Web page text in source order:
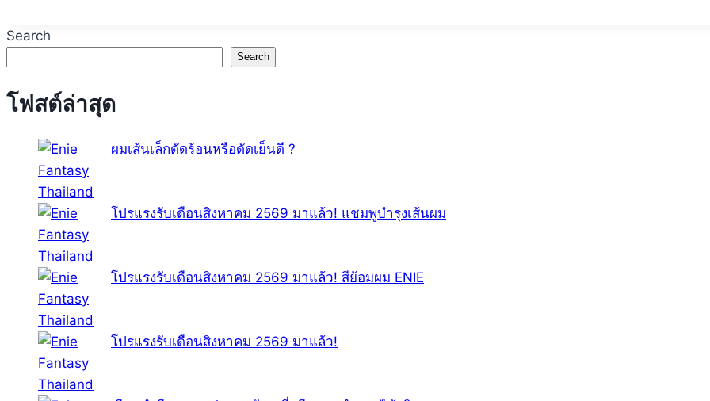
Search
Search
โฟสต์ล่าสุด
ผมเส้นเล็กดัดร้อนหรือดัดเย็นดี ?
โปรแรงรับเดือนสิงหาคม 2569 มาแล้ว! แชมพูบำรุงเส้นผม
โปรแรงรับเดือนสิงหาคม 2569 มาแล้ว! สีย้อมผม ENIE
โปรแรงรับเดือนสิงหาคม 2569 มาแล้ว!